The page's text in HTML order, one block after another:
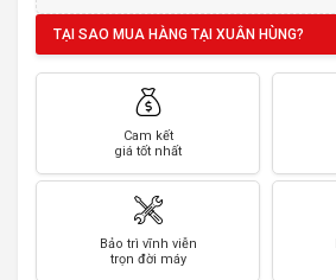
TẠI SAO MUA HÀNG TẠI XUÂN HÙNG?
Cam kết
giá tốt nhất
Bảo trì vĩnh viễn
trọn đời máy